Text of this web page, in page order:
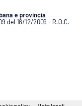
e provincia
del 16/12/2009 - R.O.C.